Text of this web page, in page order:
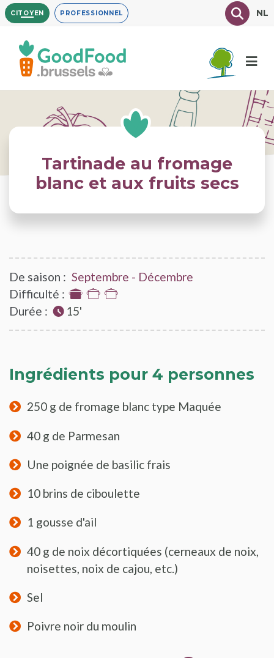
Aller
au
contenu
principal
CITOYEN PROFESSIONNEL TexteNL
Tartinade au fromage
blanc et aux fruits secs
De saison : Septembre - Décembre
Difficulté : 1
sur
3
Durée : 15'
Ingrédients pour 4 personnes
250 g de fromage blanc type Maquée
40 g de Parmesan
Une poignée de basilic frais
10 brins de ciboulette
1 gousse d'ail
40 g de noix décortiquées (cerneaux de noix,
noisettes, noix de cajou, etc.)
Sel
Poivre noir du moulin